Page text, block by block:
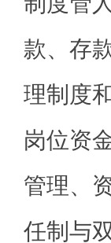
款、存
理制度
岗位资
管理、
任制与